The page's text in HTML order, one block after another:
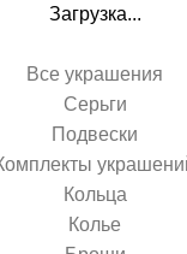
Загрузка...
Все украшения
Серьги
Подвески
Кольца
Колье